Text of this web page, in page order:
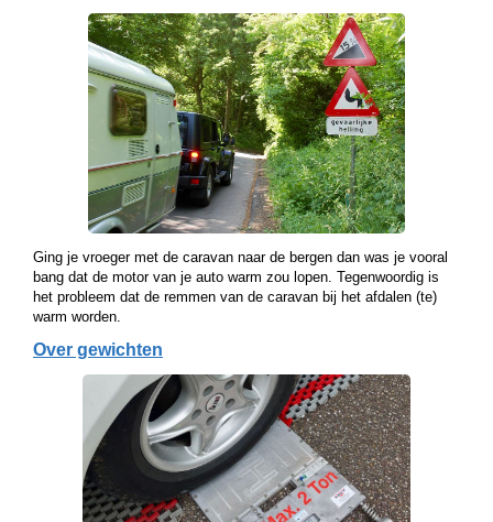
Ging je vroeger met de caravan naar de bergen dan was je vooral
bang dat de motor van je auto warm zou lopen. Tegenwoordig is
het probleem dat de remmen van de caravan bij het afdalen (te)
warm worden.
Over gewichten